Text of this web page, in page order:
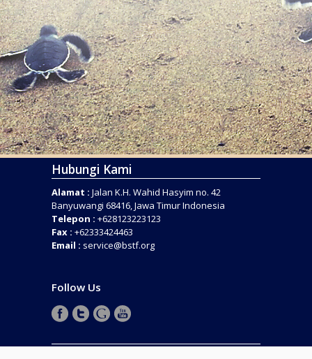
Hubungi Kami
Alamat : Jalan K.H. Wahid Hasyim no. 42
Banyuwangi 68416, Jawa Timur Indonesia
Telepon : +628123223123
Fax : +62333424463
Email : service@bstf.org
Follow Us